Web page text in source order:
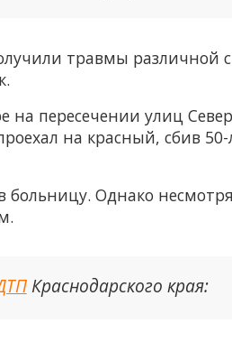
травмы различной
на пересечении улиц
на красный, сбив
больницу. Однако
Краснодарского края: